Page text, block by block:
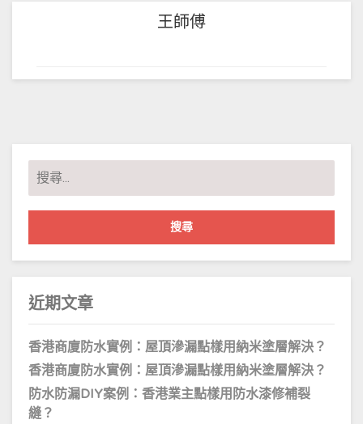
王師傅
搜
尋
關
字:
近期文章
香港商廈防水實例：屋頂滲漏點樣用納米塗層解決？
香港商廈防水實例：屋頂滲漏點樣用納米塗層解決？
防水防漏DIY案例：香港業主點樣用防水漆修補裂
縫？